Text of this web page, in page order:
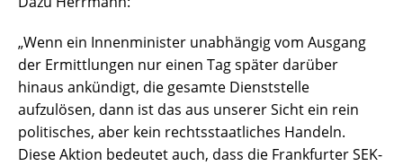
„Wenn ein Innenminister unabhängig vom Ausgang
der Ermittlungen nur einen Tag später darüber
hinaus ankündigt, die gesamte Dienststelle
aufzulösen, dann ist das aus unserer Sicht ein rein
politisches, aber kein rechtsstaatliches Handeln.
Diese Aktion bedeutet auch, dass die Frankfurter SEK-